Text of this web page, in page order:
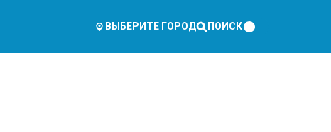
ВЫБЕРИТЕ ГОРОД ПОИСК